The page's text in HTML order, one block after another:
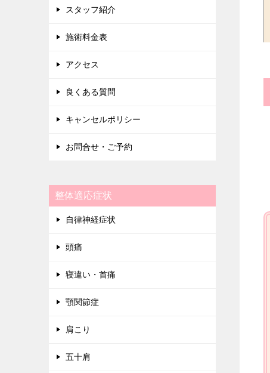
スタッフ紹介
施術料金表
アクセス
良くある質問
キャンセルポリシー
お問合せ・ご予約
整体適応症状
自律神経症状
頭痛
寝違い・首痛
顎関節症
肩こり
五十肩